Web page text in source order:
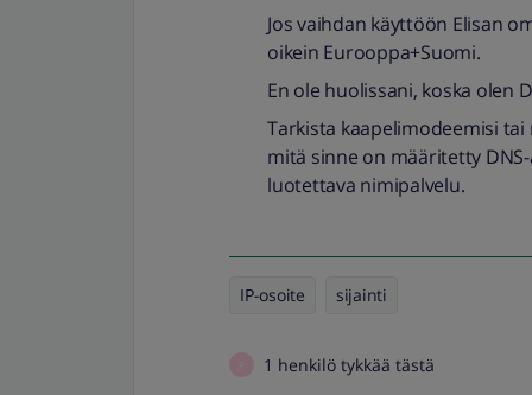
Jos vaihdan käyttöön Elisan
oikein Eurooppa+Suomi.
En ole huolissani, koska olen
Tarkista kaapelimodeemisi
mitä sinne on määritetty
luotettava nimipalvelu.
IP-osoite sijainti
1 henkilö tykkää tästä